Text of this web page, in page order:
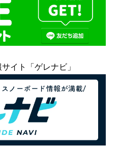
イト「ゲレナビ」